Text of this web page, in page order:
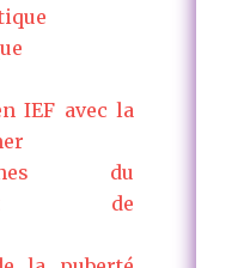
IEF avec la
du
de